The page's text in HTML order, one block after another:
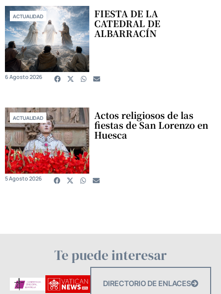
ACTUALIDAD FIESTA DE LA
CATEDRAL DE
ALBARRACÍN
6 Agosto 2026
ACTUALIDAD Actos religiosos de las
fiestas de San Lorenzo en
Huesca
5 Agosto 2026
Te puede interesar
DIRECTORIO DE ENLACES